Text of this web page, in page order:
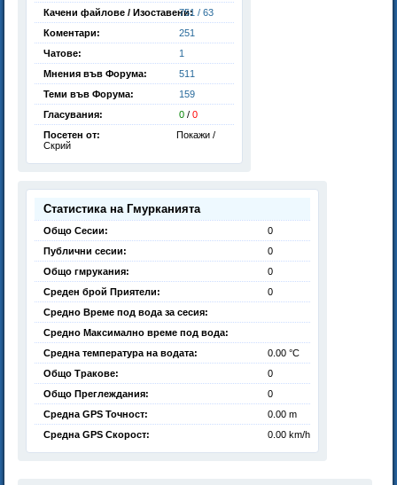
Качени файлове / Изоставени:751 / 63
Коментари:
251
Чатове:
1
Мнения във Форума:
511
Теми във Форума:
159
Гласувания:
0 / 0
Посетен от:
Покажи /
Скрий
Статистика на Гмурканията
Общо Сесии:
0
Публични сесии:
0
Общо гмрукания:
0
Среден брой Приятели:
0
Средно Време под вода за сесия:
Средно Максимално време под вода:
Средна температура на водата:
0.00 °C
Общо Тракове:
0
Общо Преглеждания:
0
Средна GPS Точност:
0.00 m
Средна GPS Скорост:
0.00 km/h